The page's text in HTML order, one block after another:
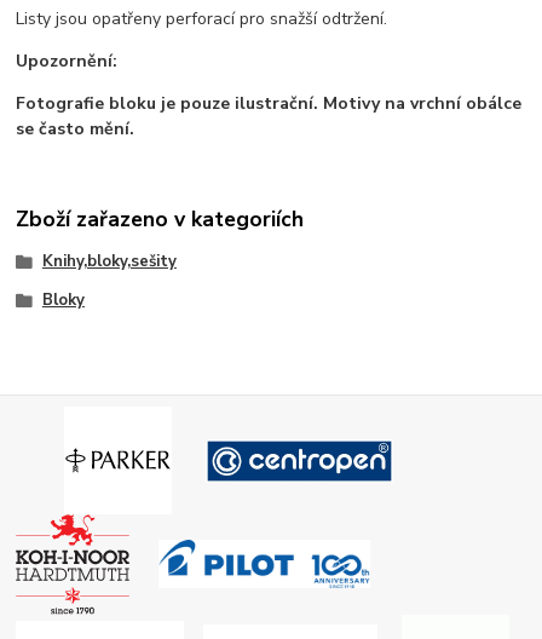
Listy jsou opatřeny perforací pro snažší odtržení.
Upozornění:
Fotografie bloku je pouze ilustrační. Motivy na vrchní obálce
se často mění.
Zboží zařazeno v kategoriích
Knihy,bloky,sešity
Bloky